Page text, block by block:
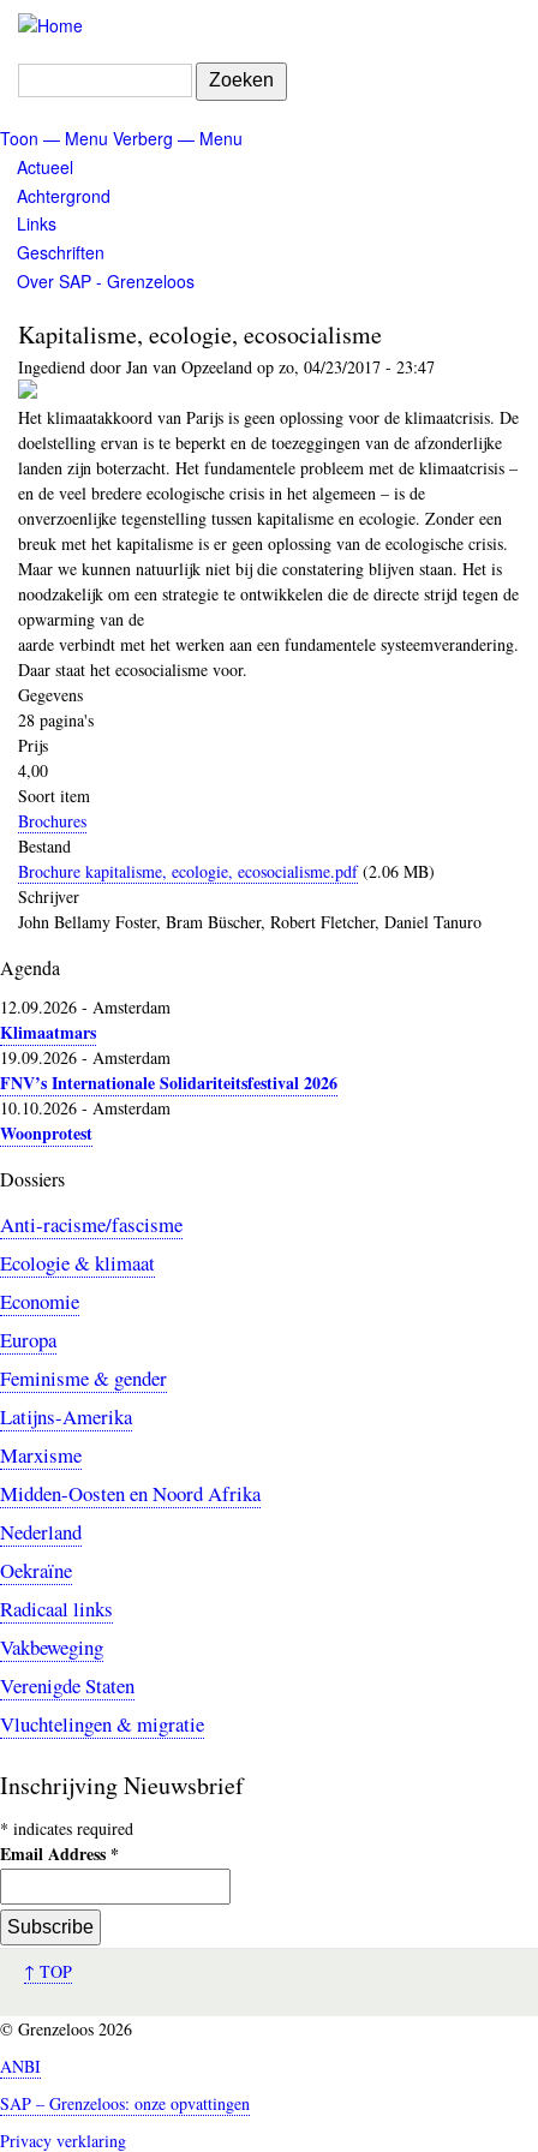
Overslaan
naar
gaan
Zoeken
Menu
Toon — Menu Verberg — Menu
Actueel
Achtergrond
Links
Geschriften
Over SAP - Grenzeloos
Kapitalisme, ecologie, ecosocialisme
Ingediend door Jan van Opzeeland op zo, 04/23/2017 - 23:47
Het klimaatakkoord van Parijs is geen oplossing voor de klimaatcrisis. De
doelstelling ervan is te beperkt en de toezeggingen van de afzonderlijke
landen zijn boterzacht. Het fundamentele probleem met de klimaatcrisis –
en de veel bredere ecologische crisis in het algemeen – is de
onverzoenlijke tegenstelling tussen kapitalisme en ecologie. Zonder een
breuk met het kapitalisme is er geen oplossing van de ecologische crisis.
Maar we kunnen natuurlijk niet bij die constatering blijven staan. Het is
noodzakelijk om een strategie te ontwikkelen die de directe strijd tegen de
opwarming van de
aarde verbindt met het werken aan een fundamentele systeemverandering.
Daar staat het ecosocialisme voor.
Gegevens
28 pagina's
Prijs
4,00
Soort item
Brochures
Bestand
Brochure kapitalisme, ecologie, ecosocialisme.pdf (2.06 MB)
Schrijver
John Bellamy Foster, Bram Büscher, Robert Fletcher, Daniel Tanuro
Agenda
12.09.2026 - Amsterdam
Klimaatmars
19.09.2026 - Amsterdam
FNV’s Internationale Solidariteitsfestival 2026
10.10.2026 - Amsterdam
Woonprotest
Dossiers
Anti-racisme/fascisme
Ecologie & klimaat
Economie
Europa
Feminisme & gender
Latijns-Amerika
Marxisme
Midden-Oosten en Noord Afrika
Nederland
Oekraïne
Radicaal links
Vakbeweging
Verenigde Staten
Vluchtelingen & migratie
Inschrijving Nieuwsbrief
* indicates required
Email Address *
↑ TOP
© Grenzeloos 2026
ANBI
SAP – Grenzeloos: onze opvattingen
Privacy verklaring